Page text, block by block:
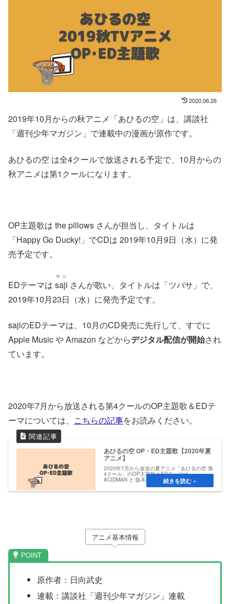
2020.06.26
2019年10月からの秋アニメ「あひるの空」は、講談社
「週刊少年マガジン」で連載中の漫画が原作です。
あひるの空 は全4クールで放送される予定で、10月からの
秋アニメは第1クールになります。
OP主題歌は the pillows さんが担当し、タイトルは
「Happy Go Ducky!」でCDは 2019年10月9日（水）に発
売予定です。
EDテーマは saji
サジ
さんが歌い、タイトルは「ツバサ」で、
2019年10月23日（水）に発売予定です。
sajiのEDテーマは、10月のCD発売に先行して、すでに
Apple Music や Amazon などからデジタル配信が開始され
ています。
2020年7月から放送される第4クールのOP主題歌＆EDテ
ーマについては、 こちらの記事をお読みください。
あひるの空 OP・ED主題歌【2020年夏
アニメ】
2020年7月から放送の夏アニメ「あひるの空 第
4クール」のOP主題歌とEDテーマは、
ACIDMAN と 阪本奨悟 さんが担当します。OP
曲のタイトルは「Rebirth」で、ED曲のタイト
ルは「太陽ランナー」です。あひるの空 OP・
アニメ基本情報
原作者：日向武史
連載：講談社「週刊少年マガジン」連載